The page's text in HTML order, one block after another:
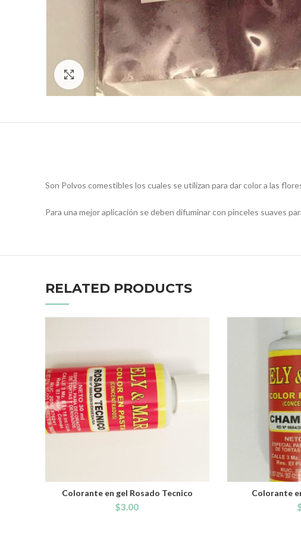
Click to enlarge
Son Polvos comestibles los cuales se utilizan para dar color a las
Para una mejor aplicación se deben difuminar con pinceles suaves
RELATED PRODUCTS
ADD TO CART
Colorante en gel Rosado Tecnico
$3.00
ADD
Colorante